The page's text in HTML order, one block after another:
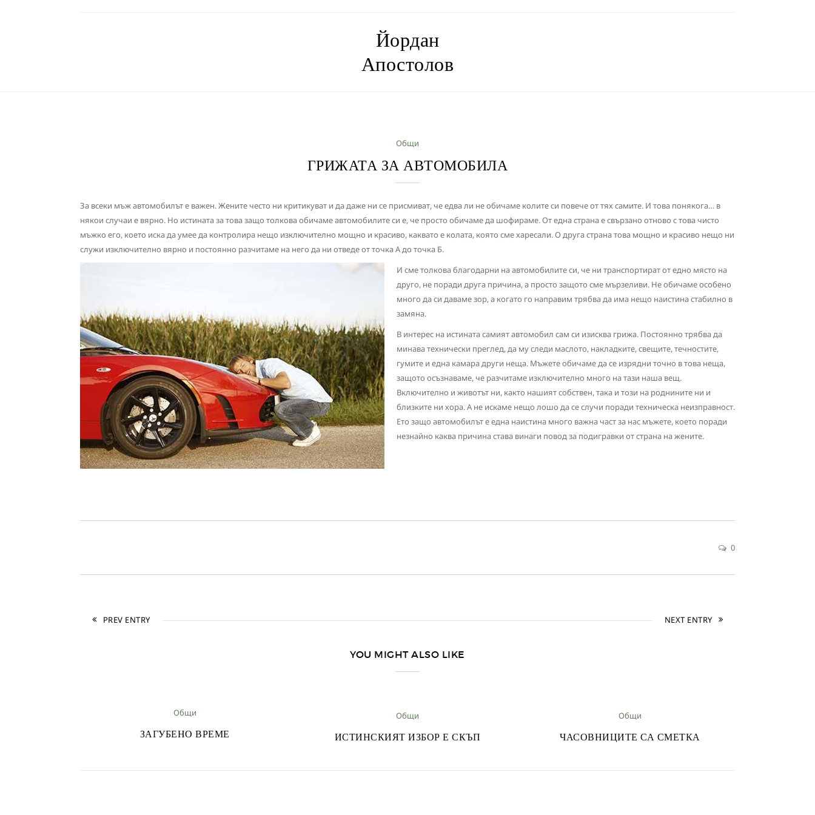
Йордан
Апостолов
Общи
ГРИЖАТА ЗА АВТОМОБИЛА
За всеки мъж автомобилът е важен. Жените често ни критикуват и да даже ни се присмиват, че едва ли не обичаме колите си повече от тях самите. И това понякога… в
някои случаи е вярно. Но истината за това защо толкова обичаме автомобилите си е, че просто обичаме да шофираме. От една страна е свързано отново с това чисто
мъжко его, което иска да умее да контролира нещо изключително мощно и красиво, каквато е колата, която сме харесали. О друга страна това мощно и красиво нещо ни
служи изключително вярно и постоянно разчитаме на него да ни отведе от точка А до точка Б.
И сме толкова благодарни на автомобилите си, че ни транспортират от едно място на
друго, не поради друга причина, а просто защото сме мързеливи. Не обичаме особено
много да си даваме зор, а когато го направим трябва да има нещо наистина стабилно в
замяна.
В интерес на истината самият автомобил сам си изисква грижа. Постоянно трябва да
минава технически преглед, да му следи маслото, накладките, свещите, течностите,
гумите и една камара други неща. Мъжете обичаме да се изрядни точно в това неща,
защото осъзнаваме, че разчитаме изключително много на тази наша вещ.
Включително и животът ни, както нашият собствен, така и този на роднините ни и
близките ни хора. А не искаме нещо лошо да се случи поради техническа неизправност.
Ето защо автомобилът е една наистина много важна част за нас мъжете, което поради
незнайно каква причина става винаги повод за подигравки от страна на жените.
0
PREV ENTRY NEXT ENTRY
YOU MIGHT ALSO LIKE
Общи
ЗАГУБЕНО ВРЕМЕ
Общи
ИСТИНСКИЯТ ИЗБОР Е СКЪП
Общи
ЧАСОВНИЦИТЕ СА СМЕТКА